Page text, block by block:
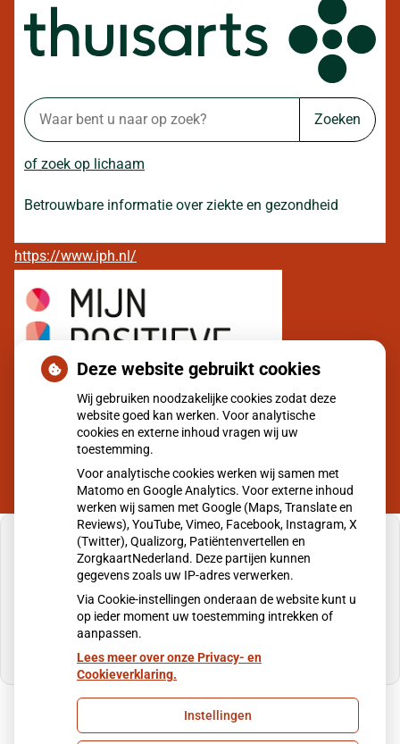
Zoeken
of zoek op lichaam
Betrouwbare informatie over ziekte en gezondheid
https://www.iph.nl/
U heeft geen toestemming gegeven voor
externe inhoud die nodig is om dit te zien.
Cookie-instellingen wijzigen
Deze website gebruikt cookies
Wij gebruiken noodzakelijke cookies zodat deze
website goed kan werken. Voor analytische
cookies en externe inhoud vragen wij uw
toestemming.
Voor analytische cookies werken wij samen met
Matomo en Google Analytics. Voor externe inhoud
werken wij samen met Google (Maps, Translate en
Reviews), YouTube, Vimeo, Facebook, Instagram, X
(Twitter), Qualizorg, Patiëntenvertellen en
ZorgkaartNederland. Deze partijen kunnen
gegevens zoals uw IP-adres verwerken.
Via Cookie-instellingen onderaan de website kunt u
op ieder moment uw toestemming intrekken of
aanpassen.
Lees meer over onze Privacy- en
Cookieverklaring.
Instellingen